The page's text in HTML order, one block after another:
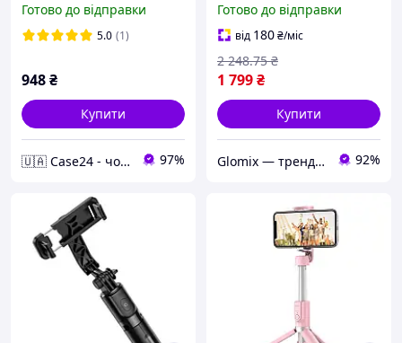
м / для стримів,
трансляцій, фото / (black)
Готово до відправки
5.0 (1)
948₴
Купити
🇺🇦 Case24 - чохли та аксесуари для смартфонів та планшетів 97%
стабілізатор стедикам
gimbal селфі палиця
Готово до відправки
від 180₴/міс
1 799₴
2 248.75 ₴
Купити
Glomix — трендові товари, що спрощують життя. 92%